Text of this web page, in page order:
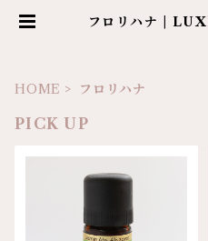
フロリハナ |
HOME フロリハナ
PICK UP